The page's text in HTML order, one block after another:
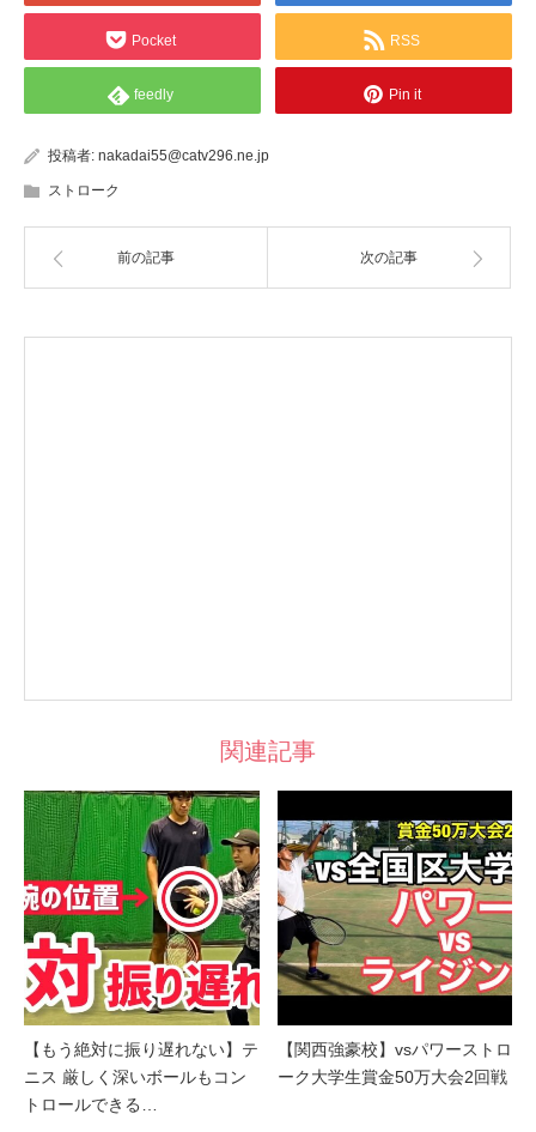
Pocket RSS
feedly Pin it
投稿者: nakadai55@catv296.ne.jp
ストローク
前の記事 次の記事
関連記事
【もう絶対に振り遅れない】テ
ニス 厳しく深いボールもコン
トロールできる…
【関西強豪校】vsパワーストロ
ーク大学生賞金50万大会2回戦